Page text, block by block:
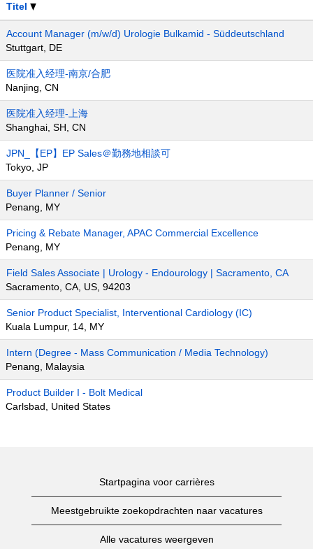
Titel
Account Manager (m/w/d) Urologie Bulkamid - Süddeutschland
Stuttgart, DE
医院准入经理-南京/合肥
Nanjing, CN
医院准入经理-上海
Shanghai, SH, CN
JPN_【EP】EP Sales＠勤務地相談可
Tokyo, JP
Buyer Planner / Senior
Penang, MY
Pricing & Rebate Manager, APAC Commercial Excellence
Penang, MY
Field Sales Associate | Urology - Endourology | Sacramento, CA
Sacramento, CA, US, 94203
Senior Product Specialist, Interventional Cardiology (IC)
Kuala Lumpur, 14, MY
Intern (Degree - Mass Communication / Media Technology)
Penang, Malaysia
Product Builder I - Bolt Medical
Carlsbad, United States
Startpagina voor carrières
Meestgebruikte zoekopdrachten naar vacatures
Alle vacatures weergeven